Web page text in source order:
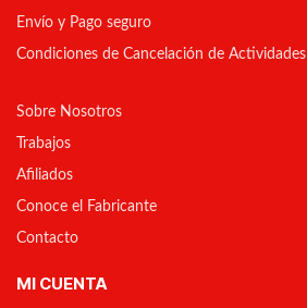
Envío y Pago seguro
Condiciones de Cancelación de Actividades
Sobre Nosotros
Trabajos
Afiliados
Conoce el Fabricante
Contacto
MI CUENTA